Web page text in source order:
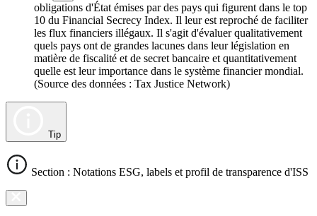
obligations d'État émises par des pays qui figurent dans le top
10 du Financial Secrecy Index. Il leur est reproché de faciliter
les flux financiers illégaux. Il s'agit d'évaluer qualitativement
quels pays ont de grandes lacunes dans leur législation en
matière de fiscalité et de secret bancaire et quantitativement
quelle est leur importance dans le système financier mondial.
(Source des données : Tax Justice Network)
Tip
Section : Notations ESG, labels et profil de transparence d'ISS